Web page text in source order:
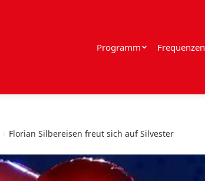
Programm Frequenzen
Florian Silbereisen freut sich auf Silvester